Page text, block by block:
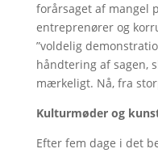
forårsaget af mangel
entreprenører og
”voldelig
håndtering af sagen,
mærkeligt. Nå, fra
Kulturmøder og
Efter fem dage i det